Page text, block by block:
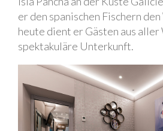
er den spanischen Fischern
heute dient er Gästen aus aller
spektakuläre Unterkunft.